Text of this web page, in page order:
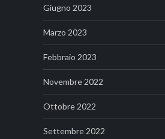
Giugno 2023
Marzo 2023
Febbraio 2023
Novembre 2022
Ottobre 2022
Settembre 2022